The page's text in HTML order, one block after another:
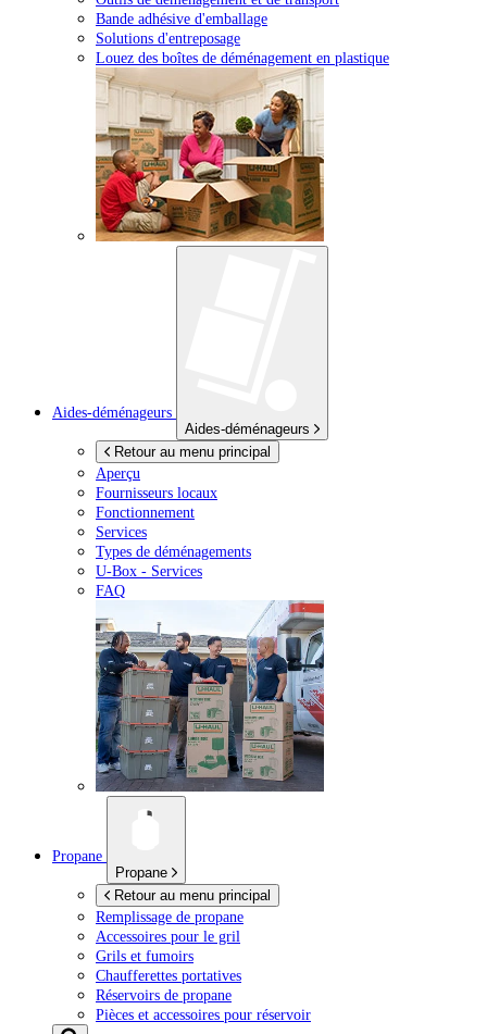
Bande adhésive d'emballage
Solutions d'entreposage
Louez des boîtes de déménagement en plastique
Aides-déménageurs
Aides-déménageurs
Retour au menu principal
Aperçu
Fournisseurs locaux
Fonctionnement
Services
Types de déménagements
U-Box - Services
FAQ
Propane
Propane
Retour au menu principal
Remplissage de propane
Accessoires pour le gril
Grils et fumoirs
Chaufferettes portatives
Réservoirs de propane
Pièces et accessoires pour réservoir